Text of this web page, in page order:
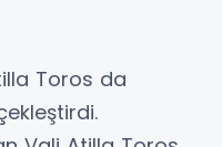
Toros da